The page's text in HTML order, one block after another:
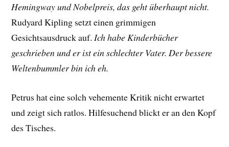
Hemingway und Nobelpreis, das geht überhaupt nicht.
Rudyard Kipling setzt einen grimmigen
Gesichtsausdruck auf.Ich habe Kinderbücher
geschrieben und er ist ein schlechter Vater. Der bessere
Weltenbummler bin ich eh.
Petrus hat eine solch vehemente Kritik nicht erwartet
und zeigt sich ratlos. Hilfesuchend blickt er an den Kopf
des Tisches.